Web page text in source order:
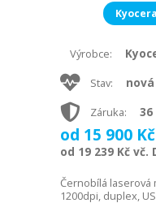
Výrobce:
Stav: nová
Záruka: 36
od 15 900
od 19 239 Kč vč.
Černobílá laserová
1200dpi, duplex,